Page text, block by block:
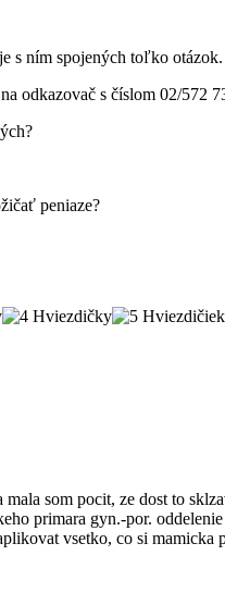
s ním spojených toľko
odkazovač s číslom 02/572
peniaze?
som pocit, ze dost to
primara gyn.-por.
vsetko, co si